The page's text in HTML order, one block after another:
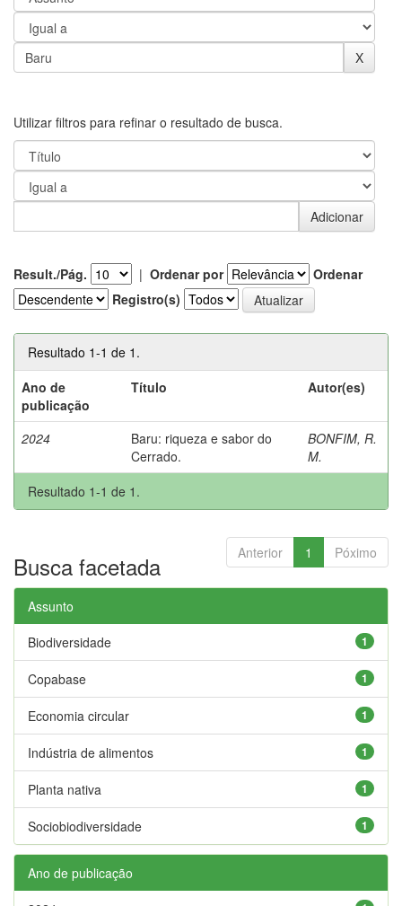
Utilizar filtros para refinar o resultado de busca.
Result./Pág. | Ordenar por
Ordenar
Registro(s)
Resultado 1-1 de 1.
Ano de
publicação
Título Autor(es)
2024
Baru: riqueza e sabor do
Cerrado.
BONFIM, R.
M.
Resultado 1-1 de 1.
Anterior 1 Póximo
Busca facetada
Assunto
1
Biodiversidade
1
Copabase
1
Economia circular
1
Indústria de alimentos
1
Planta nativa
1
Sociobiodiversidade
Ano de publicação